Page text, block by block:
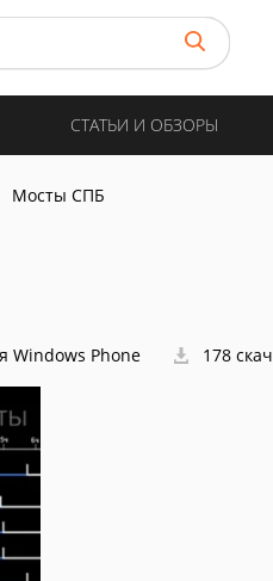
СТАТЬИ И ОБЗОРЫ
Мосты СПБ
Windows Phone 178